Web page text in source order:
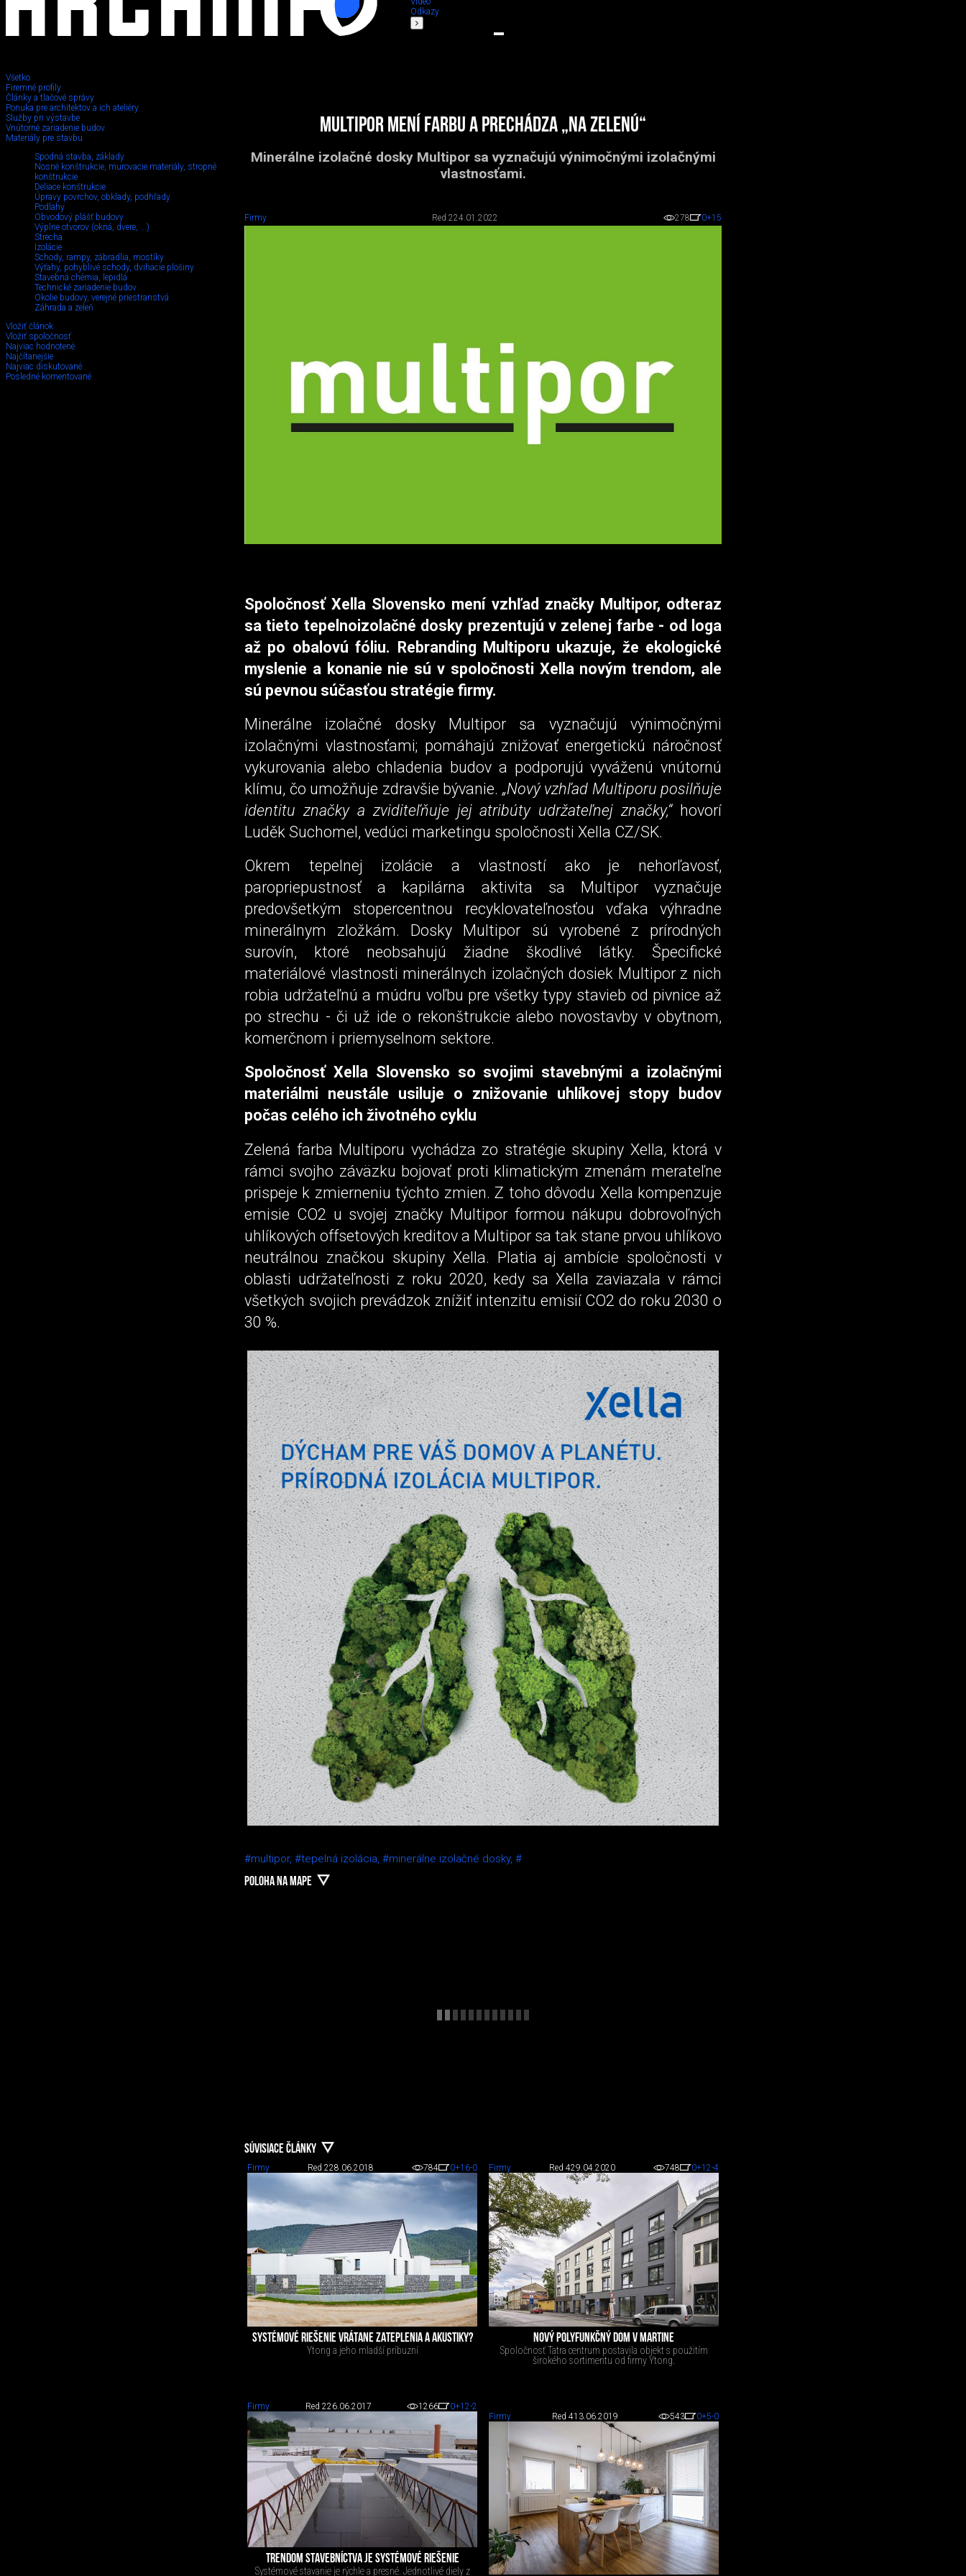
Odkazy
Všetko
Firemné profily
Články a tlačové správy
Ponuka pre architektov a ich ateliéry
Služby pri výstavbe
Vnútorné zariadenie budov
Materiály pre stavbu
Spodná stavba, základy
Nosné konštrukcie, murovacie materiály, stropné
konštrukcie
Deliace konštrukcie
Úpravy povrchov, obklady, podhľady
Podlahy
Obvodový plášť budovy
Výplne otvorov (okná, dvere, ...)
Strecha
Izolácie
Schody, rampy, zábradlia, mostíky
Výťahy, pohyblivé schody, dvihacie plošiny
Stavebná chémia, lepidlá
Technické zariadenie budov
Okolie budovy, verejné priestranstvá
Záhrada a zeleň
Vložiť článok
Vložiť spoločnosť
Najviac hodnotené
Najčítanejšie
Najviac diskutované
Posledné komentované
Multipor mení farbu a prechádza „na zelenú“
Minerálne izolačné dosky Multipor sa vyznačujú výnimočnými izolačnými
vlastnosťami.
Firmy Red 224.01.2022 278 0+15
Spoločnosť Xella Slovensko mení vzhľad značky Multipor, odteraz
sa tieto tepelnoizolačné dosky prezentujú v zelenej farbe - od loga
až po obalovú fóliu. Rebranding Multiporu ukazuje, že ekologické
myslenie a konanie nie sú v spoločnosti Xella novým trendom, ale
sú pevnou súčasťou stratégie firmy.
Minerálne izolačné dosky Multipor sa vyznačujú výnimočnými
izolačnými vlastnosťami; pomáhajú znižovať energetickú náročnosť
vykurovania alebo chladenia budov a podporujú vyváženú vnútornú
klímu, čo umožňuje zdravšie bývanie. „Nový vzhľad Multiporu posilňuje
identitu značky a zviditeľňuje jej atribúty udržateľnej značky,“hovorí
Luděk Suchomel, vedúci marketingu spoločnosti Xella CZ/SK.
Okrem tepelnej izolácie a vlastností ako je nehorľavosť,
paropriepustnosť a kapilárna aktivita sa Multipor vyznačuje
predovšetkým stopercentnou recyklovateľnosťou vďaka výhradne
minerálnym zložkám. Dosky Multipor sú vyrobené z prírodných
surovín, ktoré neobsahujú žiadne škodlivé látky. Špecifické
materiálové vlastnosti minerálnych izolačných dosiek Multipor z nich
robia udržateľnú a múdru voľbu pre všetky typy stavieb od pivnice až
po strechu - či už ide o rekonštrukcie alebo novostavby v obytnom,
komerčnom i priemyselnom sektore.
Spoločnosť Xella Slovensko so svojimi stavebnými a izolačnými
materiálmi neustále usiluje o znižovanie uhlíkovej stopy budov
počas celého ich životného cyklu
Zelená farba Multiporu vychádza zo stratégie skupiny Xella, ktorá v
rámci svojho záväzku bojovať proti klimatickým zmenám merateľne
prispeje k zmierneniu týchto zmien. Z toho dôvodu Xella kompenzuje
emisie CO2 u svojej značky Multipor formou nákupu dobrovoľných
uhlíkových offsetových kreditov a Multipor sa tak stane prvou uhlíkovo
neutrálnou značkou skupiny Xella. Platia aj ambície spoločnosti v
oblasti udržateľnosti z roku 2020, kedy sa Xella zaviazala v rámci
všetkých svojich prevádzok znížiť intenzitu emisií CO2 do roku 2030 o
30 %.
#multipor, #tepelná izolácia, #minerálne izolačné dosky, #
POLOHA NA MAPE
SÚVISIACE ČLÁNKY
Firmy Red 228.06.2018 784 0+16-0
SYSTÉMOVÉ RIEŠENIE VRÁTANE ZATEPLENIA A AKUSTIKY?
Ytong a jeho mladší príbuzní
Firmy Red 429.04.2020 748 0+12-4
NOVÝ POLYFUNKČNÝ DOM V MARTINE
Spoločnosť Tatra centrum postavila objekt s použitím
širokého sortimentu od firmy Ytong.
Firmy Red 226.06.2017 1266 0+12-2
TRENDOM STAVEBNÍCTVA JE SYSTÉMOVÉ RIEŠENIE
Systémové stavanie je rýchle a presné. Jednotlivé diely z
Firmy Red 413.06.2019 543 0+5-0